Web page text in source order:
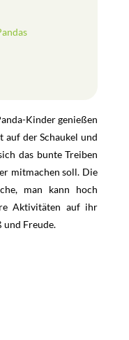
Kinder genießen
auf der Schaukel und
das bunte Treiben
mitmachen soll. Die
man kann hoch
Aktivitäten auf ihr
und Freude.